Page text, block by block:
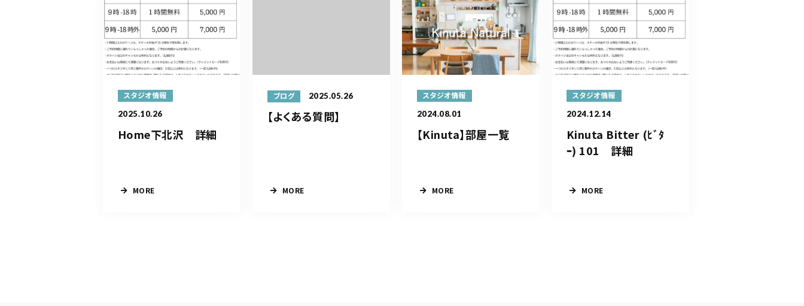
スタジオ情報
2025.10.26
Home下北沢 詳細
MORE
ブログ 2025.05.26
【よくある質問】
MORE
スタジオ情報
2024.08.01
【Kinuta】部屋一覧
MORE
スタジオ情報
2024.12.14
Kinuta Bitter (ﾋﾞﾀ
ｰ) 101 詳細
MORE